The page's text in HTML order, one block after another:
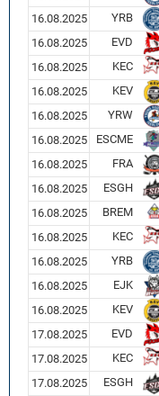
16.08.2025
YRB
16.08.2025
EVD
16.08.2025
KEC
16.08.2025
KEV
16.08.2025
YRW
16.08.2025
ESCME
16.08.2025
FRA
16.08.2025
ESGH
16.08.2025
BREM
16.08.2025
KEC
16.08.2025
YRB
16.08.2025
EJK
16.08.2025
KEV
17.08.2025
EVD
17.08.2025
KEC
17.08.2025
ESGH